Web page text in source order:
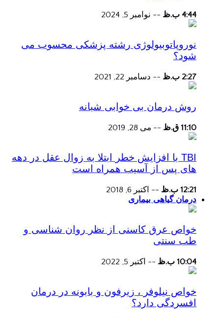
4:44 ب.ظ -- نوامبر 5, 2024
نوروپاتوبیولوژی رشته پزشکی محسوب می
شود؟
2:27 ب.ظ -- دسامبر 22, 2021
روش درمان بی خوابی شبانه
11:10 ق.ظ -- می 28, 2019
TBI با افزایش خطر ابتلا به زوال عقل در دهه
های پس از آسیب همراه است
12:21 ب.ظ -- اکتبر 6, 2018
درمان گیاهی بیماری
خواص عرق کاسنی از نظر روان شناسی و
طب سنتی
10:04 ب.ظ -- اکتبر 5, 2022
خواص نیلوفر ، زیرفون و بابونه در درمان
افسردگی دارد؟